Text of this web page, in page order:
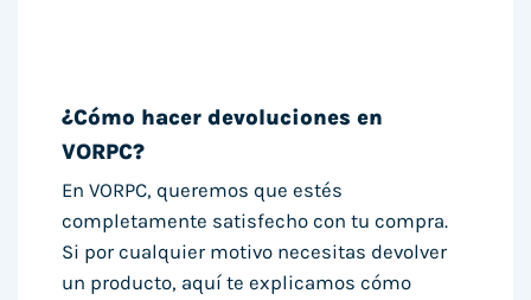
¿Cómo hacer devoluciones en
VORPC?
En VORPC, queremos que estés
completamente satisfecho con tu compra.
Si por cualquier motivo necesitas devolver
un producto, aquí te explicamos cómo